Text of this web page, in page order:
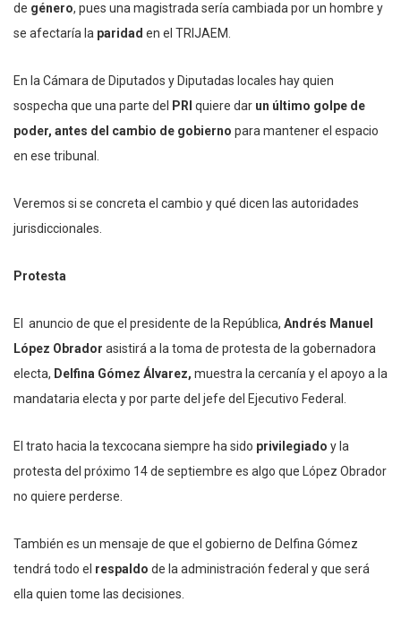
de género, pues una magistrada sería cambiada por un hombre y
se afectaría la paridad en el TRIJAEM.
En la Cámara de Diputados y Diputadas locales hay quien
sospecha que una parte del
PRI quiere dar un último golpe de
poder, antes del cambio de gobierno para mantener el espacio
en ese tribunal.
Veremos si se concreta el cambio y qué dicen las autoridades
jurisdiccionales.
Protesta
El anuncio de que el presidente de la República, Andrés Manuel
López Obrador asistirá a la toma de protesta de la gobernadora
electa, Delfina Gómez Álvarez, muestra la cercanía y el apoyo a la
mandataria electa y por parte del jefe del Ejecutivo Federal.
El trato hacia la texcocana siempre ha sido privilegiado y la
protesta del próximo 14 de septiembre es algo que López Obrador
no quiere perderse.
También es un mensaje de que el gobierno de Delfina Gómez
tendrá todo el respaldo de la administración federal y que será
ella quien tome las decisiones.